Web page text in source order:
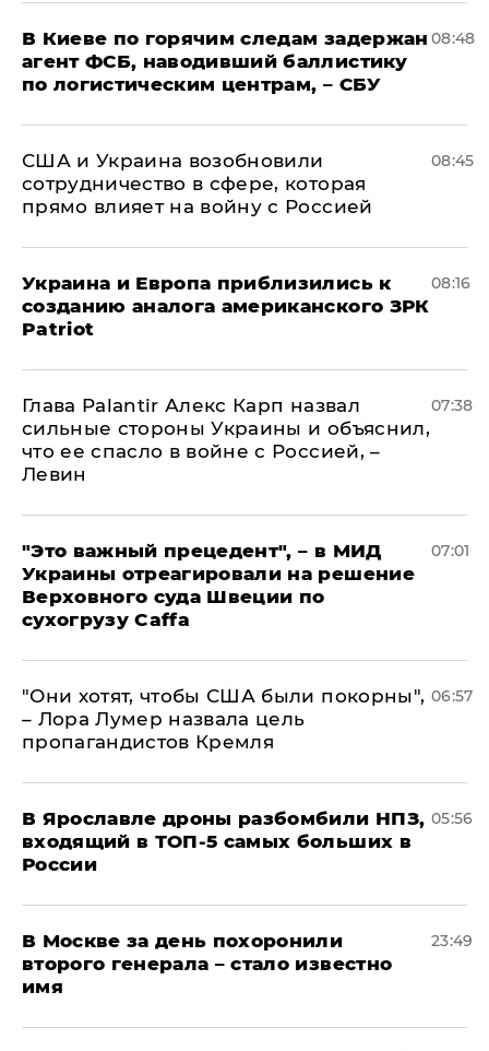
В Киеве по горячим следам задержан
агент ФСБ, наводивший баллистику
по логистическим центрам, – СБУ
08:48
США и Украина возобновили
сотрудничество в сфере, которая
прямо влияет на войну с Россией
08:45
Украина и Европа приблизились к
созданию аналога американского ЗРК
Patriot
08:16
Глава Palantir Алекс Карп назвал
сильные стороны Украины и объяснил,
что ее спасло в войне с Россией, –
Левин
07:38
"Это важный прецедент", – в МИД
Украины отреагировали на решение
Верховного суда Швеции по
сухогрузу Caffa
07:01
"Они хотят, чтобы США были покорны",
– Лора Лумер назвала цель
пропагандистов Кремля
06:57
В Ярославле дроны разбомбили НПЗ,
входящий в ТОП-5 самых больших в
России
05:56
В Москве за день похоронили
второго генерала – стало известно
имя
23:49